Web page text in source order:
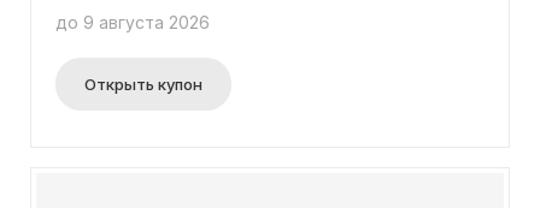
до 9 августа 2026
Открыть купон